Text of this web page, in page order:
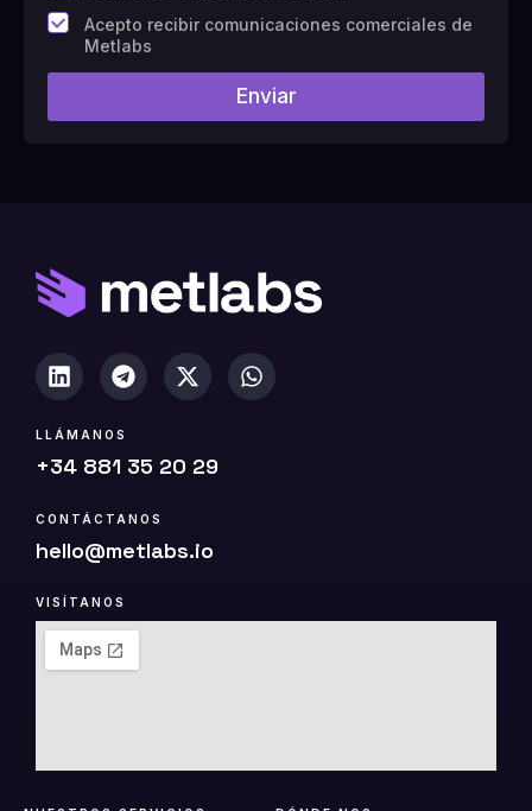
C
a
p
#
a
)
Acepto recibir comunicaciones comerciales de
Metlabs
Enviar
LLÁMANOS
+34 881 35 20 29
CONTÁCTANOS
hello@metlabs.io
VISÍTANOS